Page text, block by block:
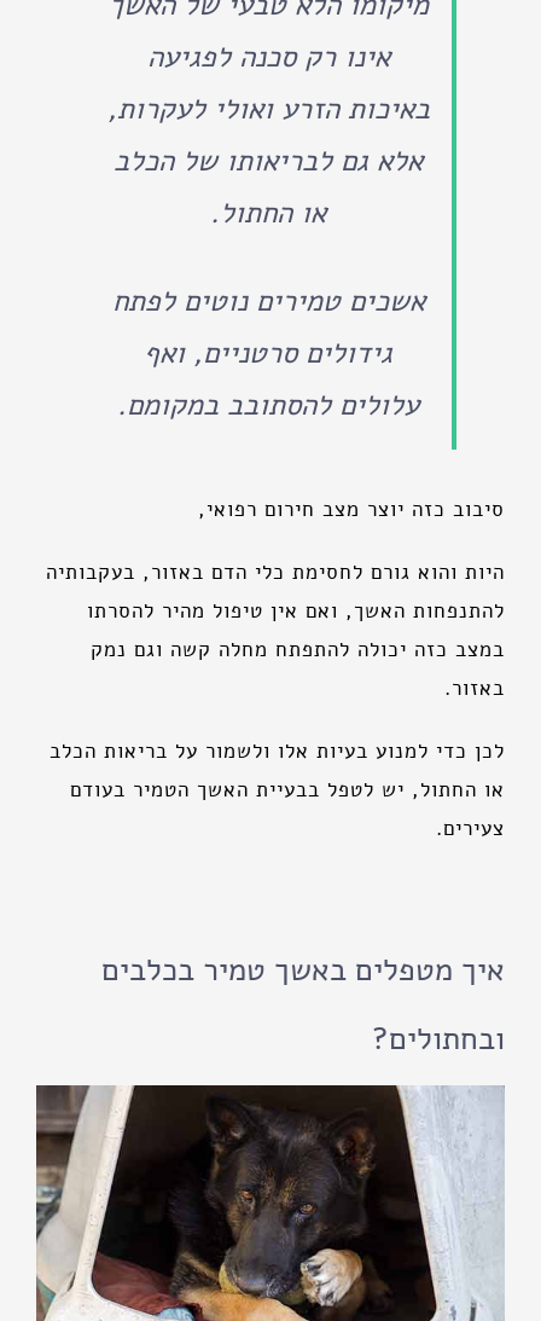
אינו רק סכנה לפגיעה
באיכות הזרע ואולי לעקרות,
אלא גם לבריאותו של הכלב
או החתול.
אשכים טמירים נוטים לפתח
גידולים סרטניים, ואף
עלולים להסתובב במקומם.
סיבוב כזה יוצר מצב חירום רפואי,
היות והוא גורם לחסימת כלי הדם באזור, בעקבותיה
להתנפחות האשך, ואם אין טיפול מהיר להסרתו
במצב כזה יכולה להתפתח מחלה קשה וגם נמק
באזור.
לכן כדי למנוע בעיות אלו ולשמור על בריאות הכלב
או החתול, יש לטפל בבעיית האשך הטמיר בעודם
צעירים.
איך מטפלים באשך טמיר בכלבים
ובחתולים?